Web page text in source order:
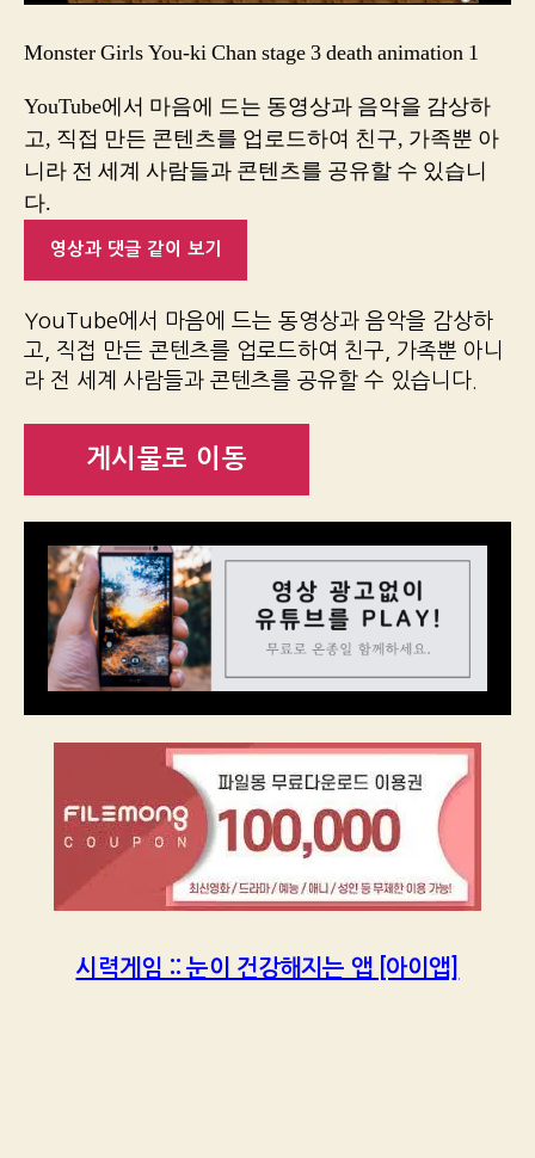
Monster Girls You-ki Chan stage 3 death animation 1
YouTube에서 마음에 드는 동영상과 음악을 감상하
고, 직접 만든 콘텐츠를 업로드하여 친구, 가족뿐 아
니라 전 세계 사람들과 콘텐츠를 공유할 수 있습니
다.
영상과 댓글 같이 보기
YouTube에서 마음에 드는 동영상과 음악을 감상하
고, 직접 만든 콘텐츠를 업로드하여 친구, 가족뿐 아니
라 전 세계 사람들과 콘텐츠를 공유할 수 있습니다.
게시물로 이동
시력게임 :: 눈이 건강해지는 앱 [아이앱]